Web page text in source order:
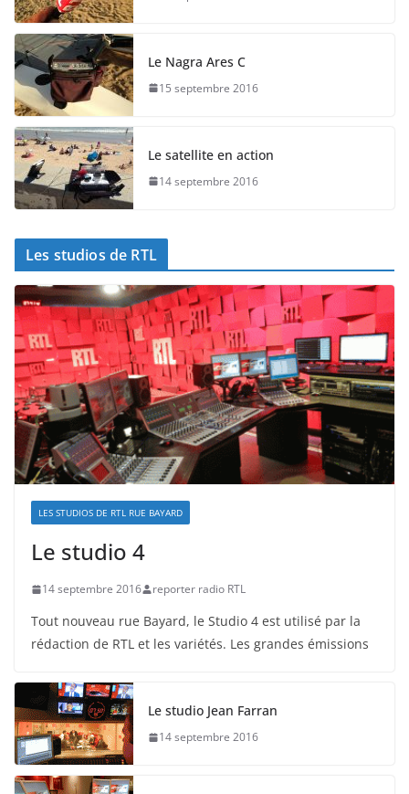
Le Nagra Ares C
15 septembre 2016
Le satellite en action
14 septembre 2016
Les studios de RTL
LES STUDIOS DE RTL RUE BAYARD
Le studio 4
14 septembre 2016 reporter radio RTL
Tout nouveau rue Bayard, le Studio 4 est utilisé par la
rédaction de RTL et les variétés. Les grandes émissions
Le studio Jean Farran
14 septembre 2016